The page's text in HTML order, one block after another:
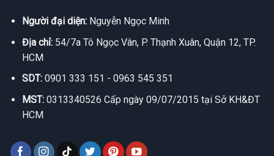
Người đại diện:Nguyễn Ngọc Minh
Địa chỉ:54/7a Tô Ngọc Vân, P. Thạnh Xuân, Quận 12, TP.
HCM
SDT:0901 333 151 - 0963 545 351
MST:0313340526 Cấp ngày 09/07/2015 tại Sở KH&ĐT
HCM